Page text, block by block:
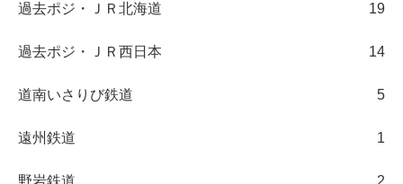
過去ポジ・ＪＲ北海道 19
過去ポジ・ＪＲ西日本 14
道南いさりび鉄道 5
遠州鉄道 1
野岩鉄道 2